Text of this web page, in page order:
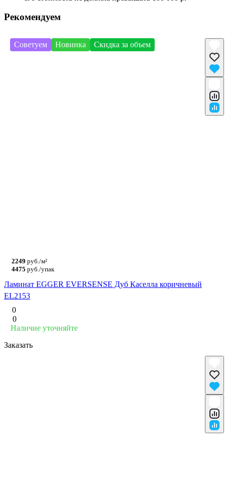
Рекомендуем
Советуем Новинка Скидка за объем
2249 руб./м²
4475 руб./упак
Ламинат EGGER EVERSENSE Дуб Каселла коричневый
EL2153
0
0
Наличие уточняйте
Заказать